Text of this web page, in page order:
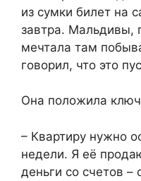
из сумки билет на
завтра. Мальдивы,
мечтала там
говорил, что это
Она положила
– Квартиру нужно
недели. Я её
деньги со счетов –